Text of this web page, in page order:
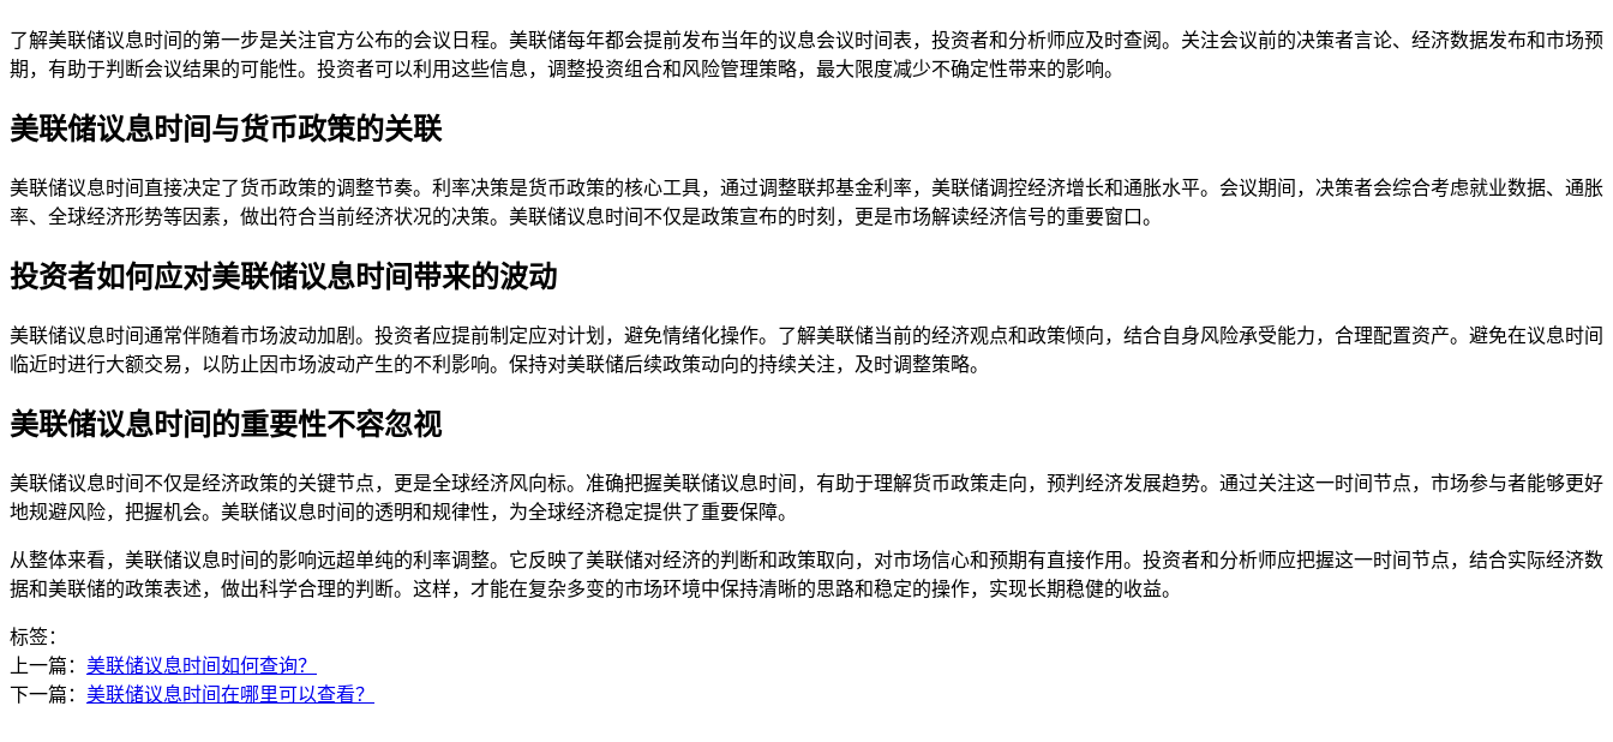
了解美联储议息时间的第一步是关注官方公布的会议日程。美联储每年都会提前发布当年的议息会议时间表，投资者和分析师应及时查阅。关注会议前的决策者言论、经济数据发布和市场预
期，有助于判断会议结果的可能性。投资者可以利用这些信息，调整投资组合和风险管理策略，最大限度减少不确定性带来的影响。
美联储议息时间与货币政策的关联
美联储议息时间直接决定了货币政策的调整节奏。利率决策是货币政策的核心工具，通过调整联邦基金利率，美联储调控经济增长和通胀水平。会议期间，决策者会综合考虑就业数据、通胀
率、全球经济形势等因素，做出符合当前经济状况的决策。美联储议息时间不仅是政策宣布的时刻，更是市场解读经济信号的重要窗口。
投资者如何应对美联储议息时间带来的波动
美联储议息时间通常伴随着市场波动加剧。投资者应提前制定应对计划，避免情绪化操作。了解美联储当前的经济观点和政策倾向，结合自身风险承受能力，合理配置资产。避免在议息时间
临近时进行大额交易，以防止因市场波动产生的不利影响。保持对美联储后续政策动向的持续关注，及时调整策略。
美联储议息时间的重要性不容忽视
美联储议息时间不仅是经济政策的关键节点，更是全球经济风向标。准确把握美联储议息时间，有助于理解货币政策走向，预判经济发展趋势。通过关注这一时间节点，市场参与者能够更好
地规避风险，把握机会。美联储议息时间的透明和规律性，为全球经济稳定提供了重要保障。
从整体来看，美联储议息时间的影响远超单纯的利率调整。它反映了美联储对经济的判断和政策取向，对市场信心和预期有直接作用。投资者和分析师应把握这一时间节点，结合实际经济数
据和美联储的政策表述，做出科学合理的判断。这样，才能在复杂多变的市场环境中保持清晰的思路和稳定的操作，实现长期稳健的收益。
标签：
上一篇： 美联储议息时间如何查询？
下一篇： 美联储议息时间在哪里可以查看？